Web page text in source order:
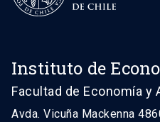
Instituto de
Facultad de Economía y
Avda. Vicuña Mackenna